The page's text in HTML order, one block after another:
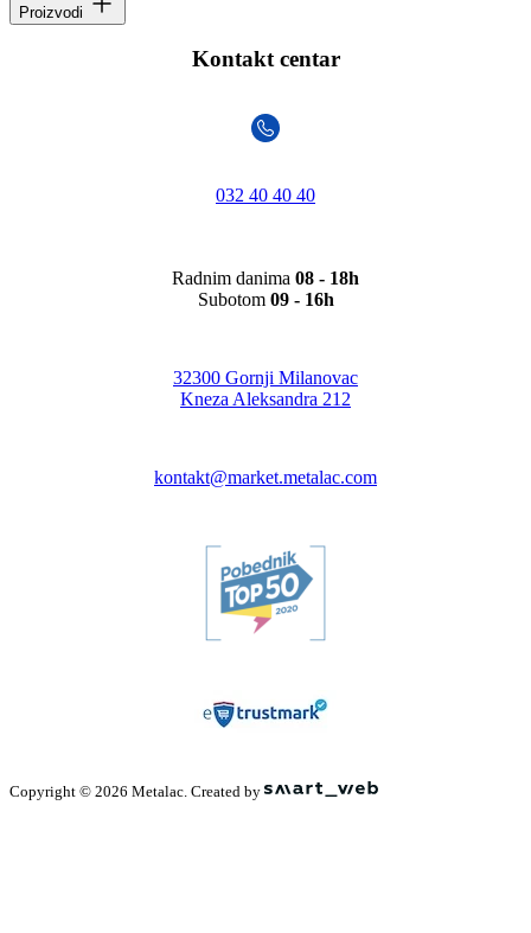
Proizvodi
Kontakt centar
032 40 40 40
Radnim danima 08 - 18h
Subotom 09 - 16h
32300 Gornji Milanovac
Kneza Aleksandra 212
kontakt@market.metalac.com
Copyright © 2026 Metalac. Created by